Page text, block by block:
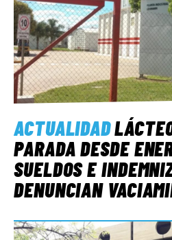
ACTUALIDAD
PARADA DESDE
SUELDOS E
DENUNCIAN